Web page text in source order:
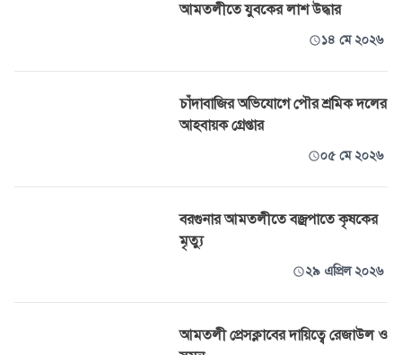
আমতলীতে যুবকের লাশ উদ্ধার
১৪ মে ২০২৬
চাঁদাবাজির অভিযোগে পৌর শ্রমিক দলের
আহবায়ক গ্রেপ্তার
০৫ মে ২০২৬
বরগুনার আমতলীতে বজ্রপাতে কৃষকের
মৃত্যু
২৯ এপ্রিল ২০২৬
আমতলী প্রেসক্লাবের দায়িত্বে রেজাউল ও